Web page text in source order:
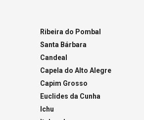
Ribeira do Pombal
Santa Bárbara
Candeal
Capela do Alto Alegre
Capim Grosso
Euclides da Cunha
Ichu